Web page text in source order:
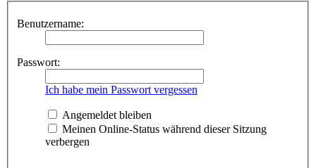
Benutzername:
Passwort:
Ich habe mein Passwort vergessen
Angemeldet bleiben
Meinen Online-Status während dieser Sitzung
verbergen